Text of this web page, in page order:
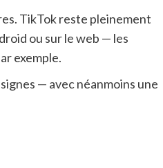
TikTok reste pleinement
ou sur le web — les
exemple.
— avec néanmoins une